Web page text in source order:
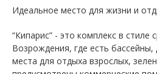
Идеальное место для жизни и
“Кипарис” - это комплекс в стиле
Возрождения, где есть бассейны,
места для отдыха взрослых,